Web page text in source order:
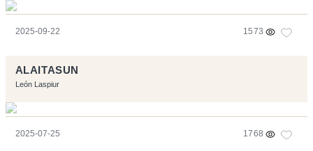
2025-09-22 1573
ALAITASUN
León Laspiur
2025-07-25 1768